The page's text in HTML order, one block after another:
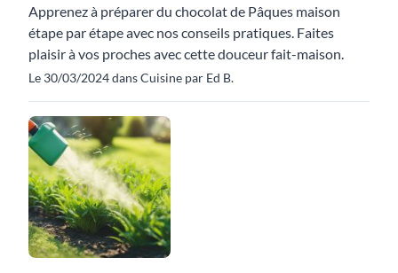
Apprenez à préparer du chocolat de Pâques maison
étape par étape avec nos conseils pratiques. Faites
plaisir à vos proches avec cette douceur fait-maison.
Le 30/03/2024 dans Cuisine par Ed B.